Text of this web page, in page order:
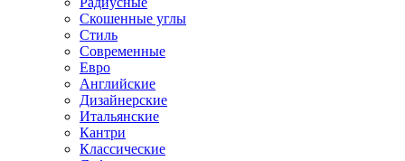
Скошенные углы
Стиль
Современные
Евро
Английские
Дизайнерские
Итальянские
Кантри
Классические